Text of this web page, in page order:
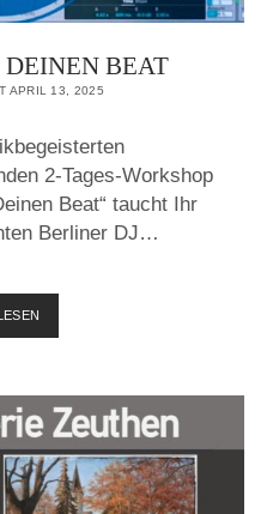
BEAT
APRIL 13, 2025
2-Tages-Workshop
Beat“ taucht Ihr
Berliner DJ…
BAU